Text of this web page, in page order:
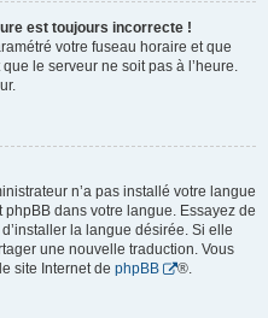
est toujours incorrecte !
votre fuseau horaire et que
le serveur ne soit pas à l’heure.
n’a pas installé votre langue
dans votre langue. Essayez de
la langue désirée. Si elle
une nouvelle traduction. Vous
site Internet de phpBB ®.